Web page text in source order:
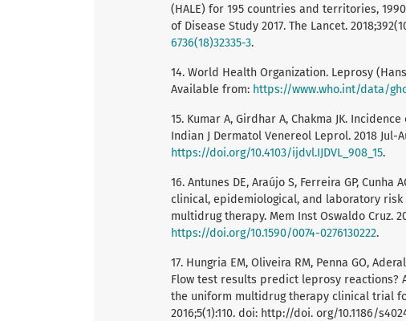
(HALE) for 195 countries and territories,
of Disease Study 2017. The Lancet.
6736(18)32335-3.
14. World Health Organization. Leprosy
Available from: https://www.who.int/data/
15. Kumar A, Girdhar A, Chakma JK.
Indian J Dermatol Venereol Leprol. 2018 Jul-
https://doi.org/10.4103/ijdvl.IJDVL_908_15.
16. Antunes DE, Araújo S, Ferreira GP, Cunha
clinical, epidemiological, and laboratory
multidrug therapy. Mem Inst Oswaldo Cruz.
https://doi.org/10.1590/0074-0276130222.
17. Hungria EM, Oliveira RM, Penna GO,
Flow test results predict leprosy
the uniform multidrug therapy clinical trial
2016;5(1):110. doi: http://doi. org/10.1186/